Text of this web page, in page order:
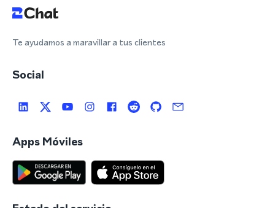
Te ayudamos a maravillar a tus clientes
Social
Apps Móviles